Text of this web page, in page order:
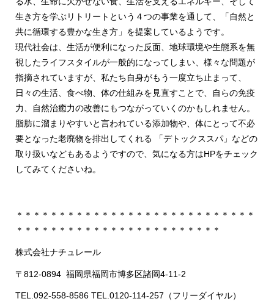
生き方を学ぶリトリートという４つの事業を通して、「自然と
共に循環する豊かな生き方」を提案しているようです。
現代社会は、生活が便利になった反面、地球環境や生態系を無
視したライフスタイルが一般的になってしまい、様々な問題が
指摘されていますが、私たち自身がもう一度立ち止まって、
日々の生活、食べ物、体の仕組みを見直すことで、自らの免疫
力、自然治癒力の改善にもつながっていくのかもしれません。
脂肪に溜まりやすいと言われている添加物や、体にとって不必
要となった老廃物を排出してくれる 「デトックススパ」などの
取り扱いなどもあるようですので、気になる方はHPをチェック
してみてくださいね。
＊＊＊＊＊＊＊＊＊＊＊＊＊＊＊＊＊＊＊＊＊＊＊＊＊＊＊＊
＊＊＊＊＊＊＊＊＊＊＊＊＊＊＊＊＊＊＊＊＊＊＊＊
株式会社ナチュレール
〒 812-0894 福岡県福岡市博多区諸岡4-11-2
TEL.092-558-8586 TEL.0120-114-257 （フリーダイヤル）